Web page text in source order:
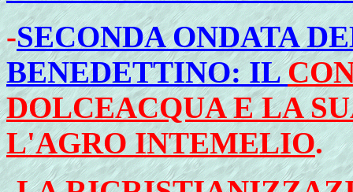
-SECONDA ONDATA
BENEDETTINO: IL
DOLCEACQUA E LA
L'AGRO INTEMELIO.